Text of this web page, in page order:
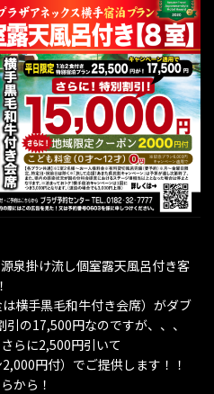
泉掛け流し個室露天風呂付き客
横手黒毛和牛付き会席）がダブ
の17,500円なのですが、、、
らに2,500円引いて
円付）でご提供します！！
から！